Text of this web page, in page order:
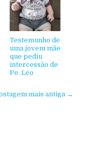
Testemunho de
uma jovem mãe
que pediu
intercessão de
Pe. Léo
mais antiga →